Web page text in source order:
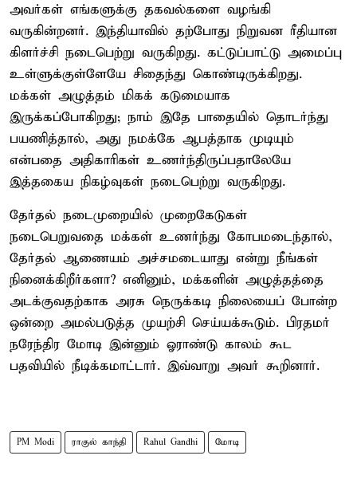
அவர்கள் எங்களுக்கு தகவல்களை வழங்கி
வருகின்றனர். இந்தியாவில் தற்போது நிறுவன ரீதியான
கிளர்ச்சி நடைபெற்று வருகிறது. கட்டுப்பாட்டு அமைப்பு
உள்ளுக்குள்ளேயே சிதைந்து கொண்டிருக்கிறது.
மக்கள் அழுத்தம் மிகக் கடுமையாக
இருக்கப்போகிறது; நாம் இதே பாதையில் தொடர்ந்து
பயணித்தால், அது நமக்கே ஆபத்தாக முடியும்
என்பதை அதிகாரிகள் உணர்ந்திருப்பதாலேயே
இத்தகைய நிகழ்வுகள் நடைபெற்று வருகிறது.
தேர்தல் நடைமுறையில் முறைகேடுகள்
நடைபெறுவதை மக்கள் உணர்ந்து கோபமடைந்தால்,
தேர்தல் ஆணையம் அச்சமடையாது என்று நீங்கள்
நினைக்கிறீர்களா? எனினும், மக்களின் அழுத்தத்தை
அடக்குவதற்காக அரசு நெருக்கடி நிலையைப் போன்ற
ஒன்றை அமல்படுத்த முயற்சி செய்யக்கூடும். பிரதமர்
நரேந்திர மோடி இன்னும் ஓராண்டு காலம் கூட
பதவியில் நீடிக்கமாட்டார். இவ்வாறு அவர் கூறினார்.
PM Modi ராகுல் காந்தி Rahul Gandhi மோடி